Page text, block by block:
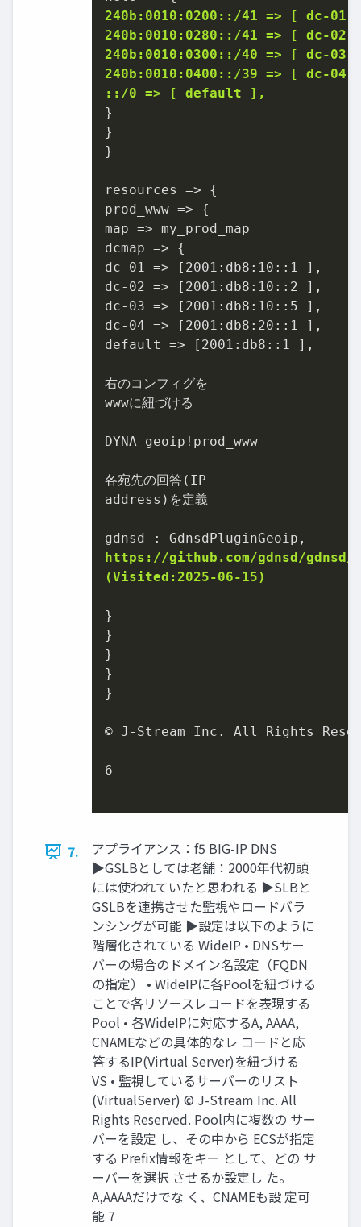
240b:0010:0200::/41 => [ dc-01
240b:0010:0280::/41 => [ dc-02
240b:0010:0300::/40 => [ dc-03
240b:0010:0400::/39 => [ dc-04
::/0 => [ default ],
}
}
}
resources => {
prod_www => {
map => my_prod_map
dcmap => {
dc-01 => [2001:db8:10::1 ],
dc-02 => [2001:db8:10::2 ],
dc-03 => [2001:db8:10::5 ],
dc-04 => [2001:db8:20::1 ],
default => [2001:db8::1 ],
右のコンフィグを
wwwに紐づける
DYNA geoip!prod_www
各宛先の回答(IP
address)を定義
https://github.com/gdnsd/gdnsd/
(Visited:2025-06-15)
}
}
}
}
}
© J-Stream Inc. All Rights
6
7.
アプライアンス：f5 BIG-IP DNS
▶GSLBとしては老舗：2000年代初頭
には使われていたと思われる ▶SLBと
GSLBを連携させた監視やロードバラ
ンシングが可能 ▶設定は以下のように
階層化されている WideIP • DNSサー
バーの場合のドメイン名設定（FQDN
の指定） • WideIPに各Poolを紐づける
ことで各リソースレコードを表現する
Pool • 各WideIPに対応するA, AAAA,
CNAMEなどの具体的なレ コードと応
答するIP(Virtual Server)を紐づける
VS • 監視しているサーバーのリスト
(VirtualServer) © J-Stream Inc. All
Rights Reserved. Pool内に複数の サー
バーを設定 し、その中から ECSが指定
する Prefix情報をキー として、どの サ
ーバーを選択 させるか設定し た。
A,AAAAだけでな く、CNAMEも設 定可
能 7